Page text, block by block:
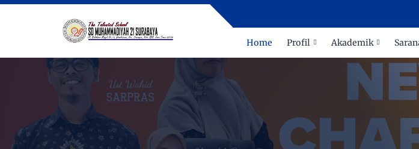
Home Profil Akademik